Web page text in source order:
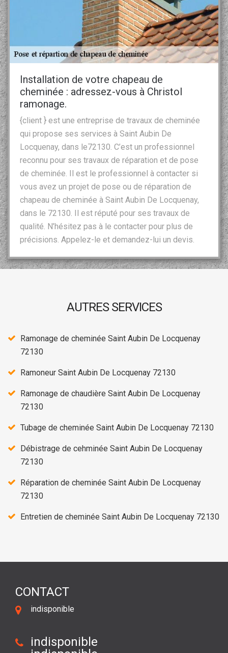
Installation de votre chapeau de
cheminée : adressez-vous à Christol
ramonage.
{client } est une entreprise de travaux de cheminée
qui propose ses services à Saint Aubin De
Locquenay, dans le72130. C’est un professionnel
reconnu pour ses travaux de réparation et de pose
de cheminée. Il est le professionnel à contacter si
vous avez un projet de pose ou de réparation de
chapeau de cheminée à Saint Aubin De Locquenay,
dans le 72130. Il est réputé pour ses travaux de
qualité. N’hésitez pas à le contacter pour plus de
précisions. Appelez-le et demandez-lui un devis.
AUTRES SERVICES
Ramonage de cheminée Saint Aubin De Locquenay
72130
Ramoneur Saint Aubin De Locquenay 72130
Ramonage de chaudière Saint Aubin De Locquenay
72130
Tubage de cheminée Saint Aubin De Locquenay 72130
Débistrage de cehminée Saint Aubin De Locquenay
72130
Réparation de cheminée Saint Aubin De Locquenay
72130
Entretien de cheminée Saint Aubin De Locquenay 72130
CONTACT
indisponible
indisponible